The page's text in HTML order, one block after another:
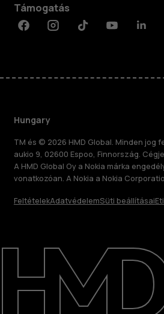
Rólunk
Javítás, újrafelhasználás,
Támogatás
Támogatás
FacebookInstagramTiktokYoutube
Hungary
TM és © 2026 HMD Global. Minden jog
aukio 9, 02600 Espoo, Finnország.
A HMD Global Oy a Nokia márka
vonatkozóan. A Nokia a Nokia
FeltételekAdatvédelemSüti beállításai